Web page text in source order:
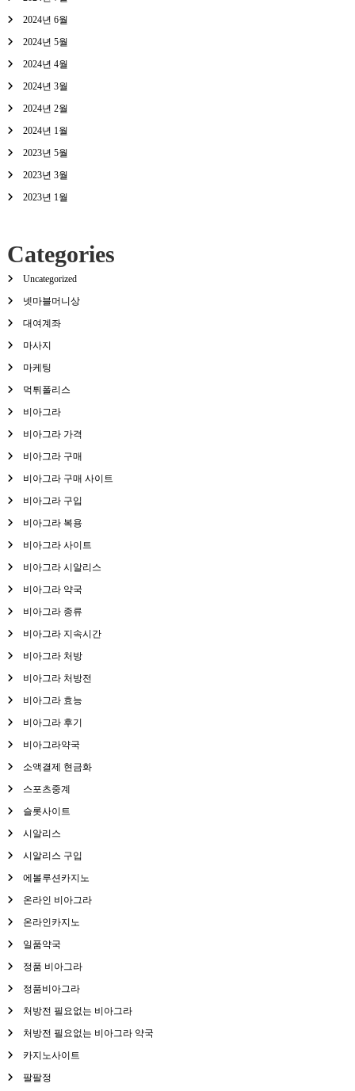
2024년 6월
2024년 5월
2024년 4월
2024년 3월
2024년 2월
2024년 1월
2023년 5월
2023년 3월
2023년 1월
Categories
Uncategorized
넷마블머니상
대여계좌
마사지
마케팅
먹튀폴리스
비아그라
비아그라 가격
비아그라 구매
비아그라 구매 사이트
비아그라 구입
비아그라 복용
비아그라 사이트
비아그라 시알리스
비아그라 약국
비아그라 종류
비아그라 지속시간
비아그라 처방
비아그라 처방전
비아그라 효능
비아그라 후기
비아그라약국
소액결제 현금화
스포츠중계
슬롯사이트
시알리스
시알리스 구입
에볼루션카지노
온라인 비아그라
온라인카지노
일품약국
정품 비아그라
정품비아그라
처방전 필요없는 비아그라
처방전 필요없는 비아그라 약국
카지노사이트
팔팔정